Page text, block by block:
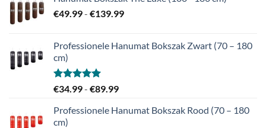
€49.99- €139.99Prijsklasse:
€139.99
Professionele Hanumat Bokszak Zwart (70 – 180
cm)
Gewaardeerd
€34.99- €89.99Prijsklasse:
tot
Professionele Hanumat Bokszak Rood (70 – 180
cm)